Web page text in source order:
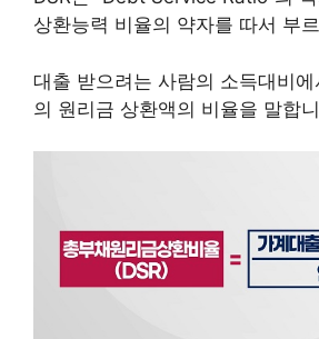
상환능력 비율의 약자를 따서 부
대출 받으려는 사람의 소득대비
의 원리금 상환액의 비율을 말합